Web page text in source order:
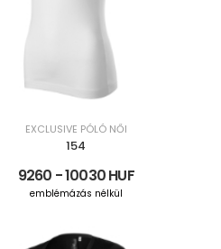
EXCLUSIVE PÓLÓ NŐI
154
9260 - 10030 HUF
emblémázás nélkül